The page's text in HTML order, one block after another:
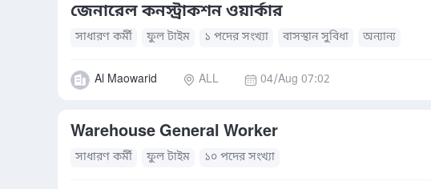
জেনারেল কনস্ট্রাকশন ওয়ার্কার
সাধারণ কর্মী ফুল টাইম ১ পদের সংখ্যা বাসস্থান সুবিধা অন্যান্য
Al Maowarid ALL 04/Aug 07:02
Warehouse General Worker
সাধারণ কর্মী ফুল টাইম ১০ পদের সংখ্যা